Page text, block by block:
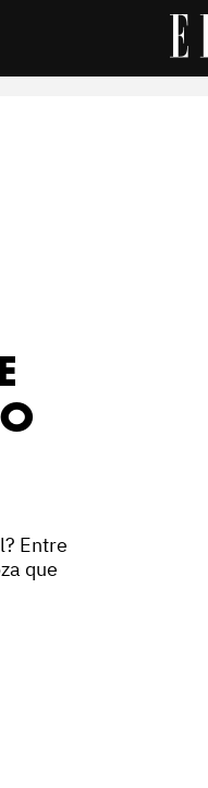
que merecem entrar no
Entre
que